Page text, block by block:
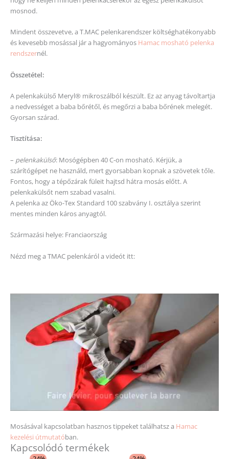
mosnod.
Mindent összevetve, a T.MAC pelenkarendszer költséghatékonyabb
és kevesebb mosással jár a hagyományos Hamac mosható pelenka
rendszernél.
Összetétel:
A pelenkakülső Meryl® mikroszálból készült. Ez az anyag távoltartja
a nedvességet a baba bőrétől, és megőrzi a baba bőrének melegét.
Gyorsan szárad.
Tisztítása:
– pelenkakülső: Mosógépben 40 C-on mosható. Kérjük, a
szárítógépet ne használd, mert gyorsabban kopnak a szövetek tőle.
Fontos, hogy a tépőzárak füleit hajtsd hátra mosás előtt. A
pelenkakülsőt nem szabad vasalni.
A pelenka az Öko-Tex Standard 100 szabvány I. osztálya szerint
mentes minden káros anyagtól.
Származási helye: Franciaország
Nézd meg a TMAC pelenkáról a videót itt:
Mosásával kapcsolatban hasznos tippeket találhatsz a Hamac
kezelési útmutatóban.
Kapcsolódó termékek